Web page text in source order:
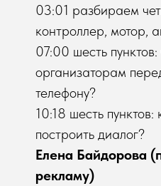
03:01 разбираем
контроллер, мотор,
07:00 шесть
организаторам
телефону?
10:18 шесть
построить диалог?
Елена Байдорова
рекламу)